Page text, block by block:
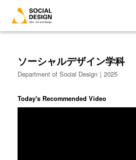
ソーシャルデザイン学科
Department of Social Design｜2025
Today's Recommended Video